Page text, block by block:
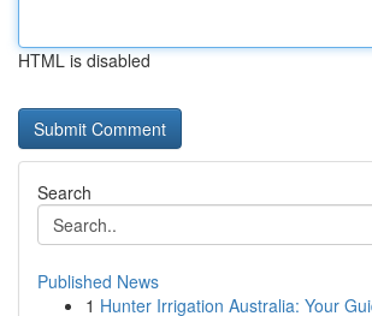
HTML is disabled
Search
Published News
1 Hunter Irrigation Australia: Your